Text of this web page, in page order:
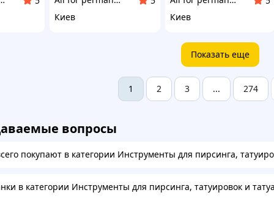
Киев
Киев
Показать еще
1 2 3 ... 274
вопросы
покупают в категории Инструменты для пирсинга,
в категории Инструменты для пирсинга, татуировок и